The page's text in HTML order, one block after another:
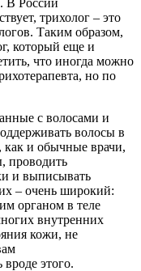
трихолог – это
Таким образом,
который еще и
что иногда можно
но по
с волосами и
волосы в
как и обычные врачи,
проводить
и выписывать
– очень широкий:
органом в теле
внутренних
кожи, не
этого.